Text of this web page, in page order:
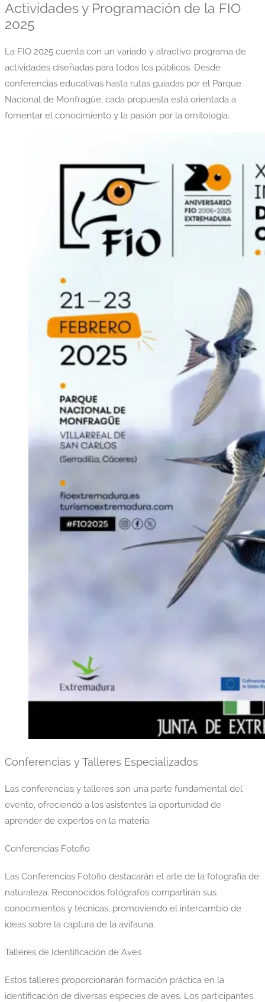
Actividades y Programación de la FIO
2025
La FIO 2025 cuenta con un variado y atractivo programa de
actividades diseñadas para todos los públicos. Desde
conferencias educativas hasta rutas guiadas por el Parque
Nacional de Monfragüe, cada propuesta está orientada a
fomentar el conocimiento y la pasión por la ornitología.
Conferencias y Talleres Especializados
Las conferencias y talleres son una parte fundamental del
evento, ofreciendo a los asistentes la oportunidad de
aprender de expertos en la materia.
Conferencias Fotofio
Las Conferencias Fotofio destacarán el arte de la fotografía de
naturaleza. Reconocidos fotógrafos compartirán sus
conocimientos y técnicas, promoviendo el intercambio de
ideas sobre la captura de la avifauna.
Talleres de Identificación de Aves
Estos talleres proporcionarán formación práctica en la
identificación de diversas especies de aves. Los participantes